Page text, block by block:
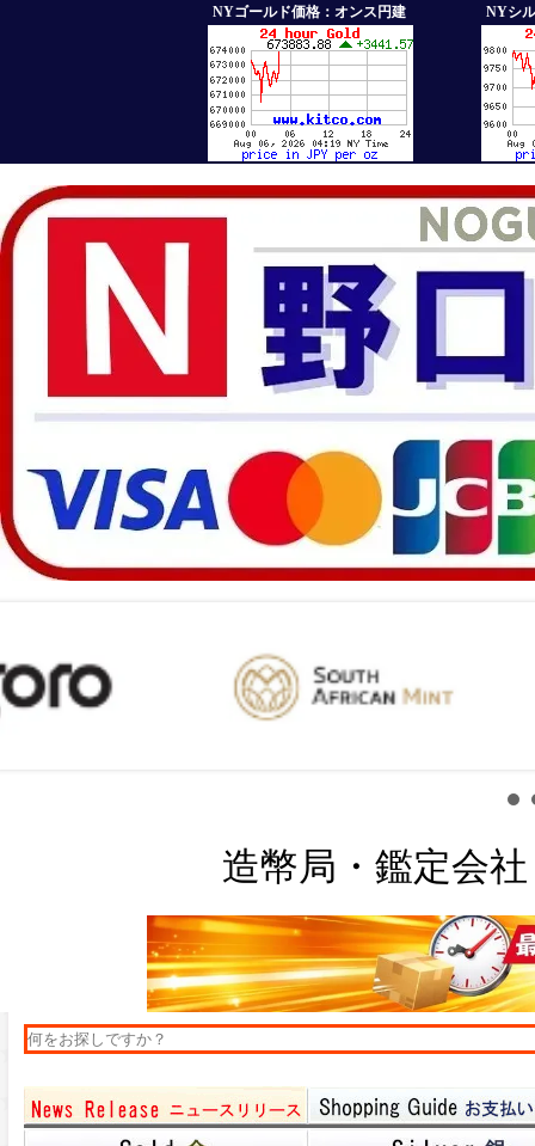
NYゴールド価格：オンス円建 NYシ
造幣局・鑑定会